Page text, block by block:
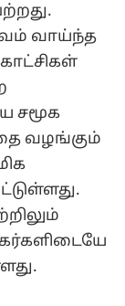
வாய்ந்த
சமூக
வழங்கும்